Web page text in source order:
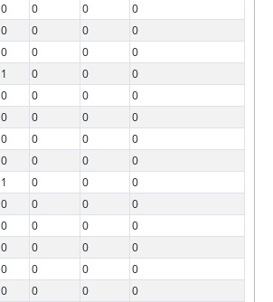
0 0 0
0
0 0 0
0
0 0 0
0
1 0 0
0
0 0 0
0
0 0 0
0
0 0 0
0
0 0 0
0
1 0 0
0
0 0 0
0
0 0 0
0
0 0 0
0
0 0 0
0
0 0 0
0